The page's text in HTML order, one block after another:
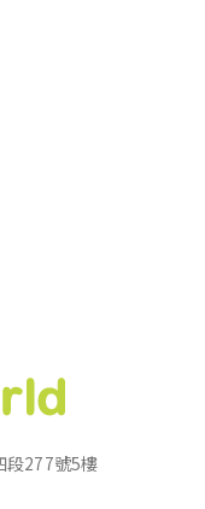
段277號5樓